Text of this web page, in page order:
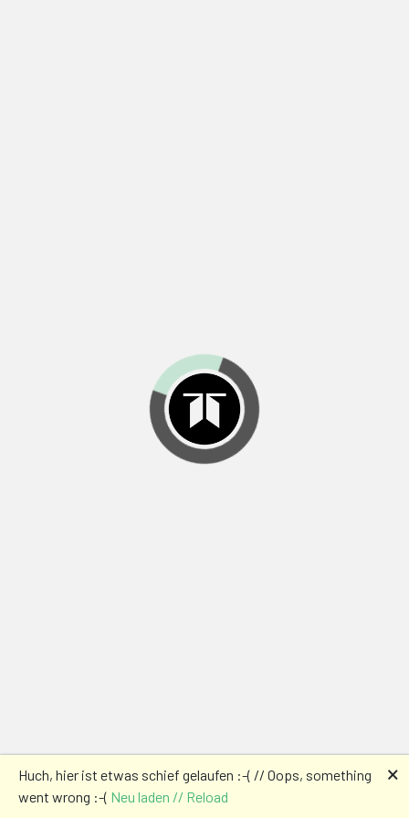
Huch, hier ist etwas schief gelaufen :-( // Oops, something
went wrong :-( Neu laden // Reload
🗙